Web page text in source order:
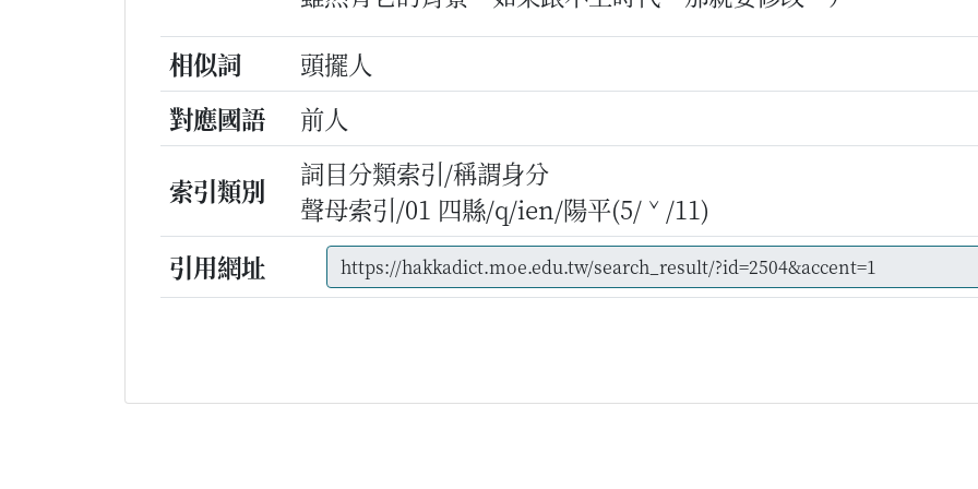
相似詞
頭擺人
對應國語
前人
索引類別
詞目分類索引/稱謂身分
聲母索引/01 四縣/q/ien/陽平(5/ˇ/11)
引用網址